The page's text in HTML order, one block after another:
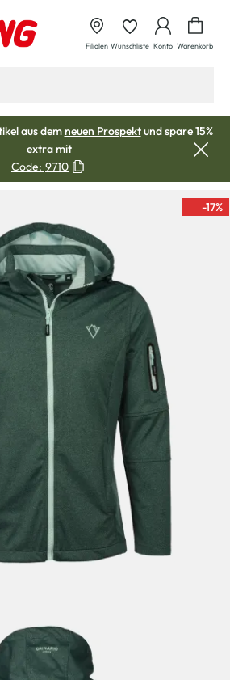
Filialen Wunschliste Konto Warenkorb
aus demneuen Prospektund spare 15%
extra mit
Code: 9710
-17%